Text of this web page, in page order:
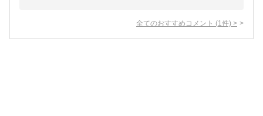
全てのおすすめコメント (1 件) >